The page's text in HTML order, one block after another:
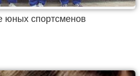
юных спортсменов